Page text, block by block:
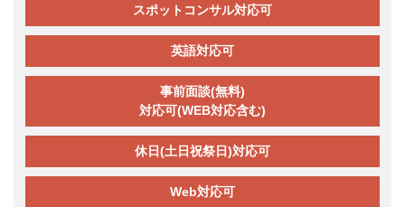
スポットコンサル対応可
英語対応可
事前面談(無料)
対応可(WEB対応含む)
休日(土日祝祭日)対応可
Web対応可